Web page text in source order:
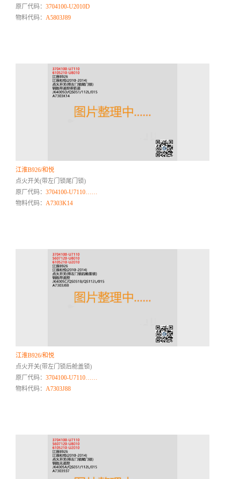
原厂代码：3704100-U2010D
物料代码：A5803J89
江淮B926/和悦
点火开关(带左门锁尾门锁)
原厂代码：3704100-U7110……
物料代码：A7303K14
江淮B926/和悦
点火开关(带左门锁后舱盖锁)
原厂代码：3704100-U7110……
物料代码：A7303J88